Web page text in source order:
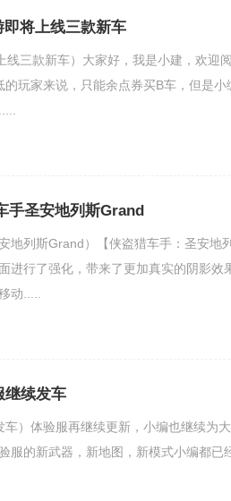
将上线三款新车
三款新车）大家好，我是小建，欢迎阅
玩家来说，只能余点券买B车，但是小
手圣安地列斯Grand
地列斯Grand）【侠盗猎车手：圣安地
进行了强化，带来了更加真实的阴影效
动.....
继续发车
）体验服再继续更新，小编也继续为
服的新武器，新地图，新模式小编都已